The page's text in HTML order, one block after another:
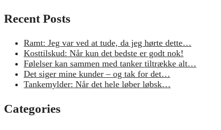
Recent Posts
Ramt: Jeg var ved at tude, da jeg hørte dette…
Kosttilskud: Når kun det bedste er godt nok!
Følelser kan sammen med tanker tiltrække alt…
Det siger mine kunder – og tak for det…
Tankemylder: Når det hele løber løbsk…
Categories